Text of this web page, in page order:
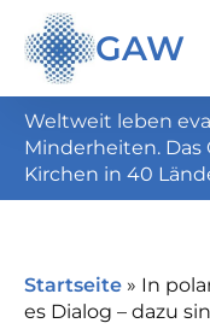
GAW
Weltweit leben
Minderheiten. Das
Kirchen in 40
Startseite » In
es Dialog – dazu